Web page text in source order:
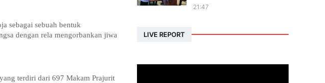
sebagai sebuah bentuk
dengan rela mengorbankan jiwa
terdiri dari 697 Makam Prajurit
21:47
LIVE REPORT